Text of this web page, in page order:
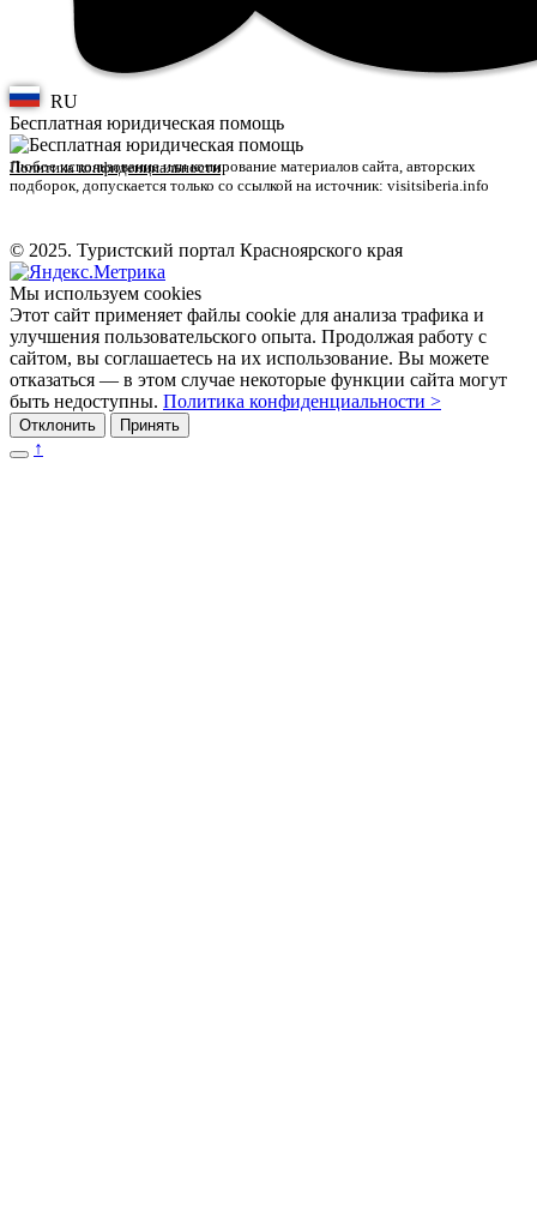
RU
Бесплатная юридическая помощь
Политика конфиденциальности
Любое использование или копирование материалов сайта, авторских
подборок, допускается только со ссылкой на источник: visitsiberia.info
© 2025. Туристский портал Красноярского края
Мы используем cookies
Этот сайт применяет файлы cookie для анализа трафика и
улучшения пользовательского опыта. Продолжая работу с
сайтом, вы соглашаетесь на их использование. Вы можете
отказаться — в этом случае некоторые функции сайта могут
быть недоступны. Политика конфиденциальности >
Отклонить Принять
↑